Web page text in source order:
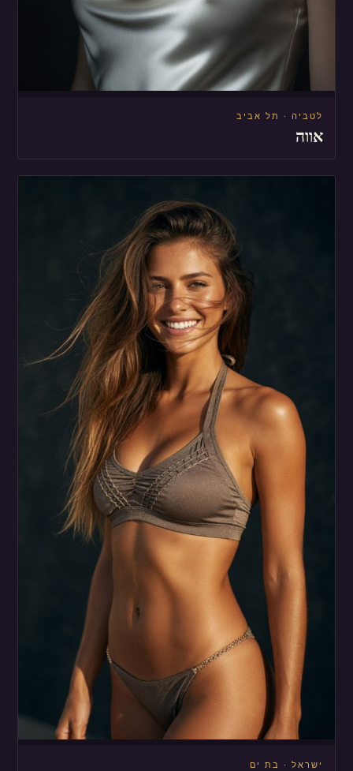
לטביה · תל אביב
אווה
ישראל · בת ים